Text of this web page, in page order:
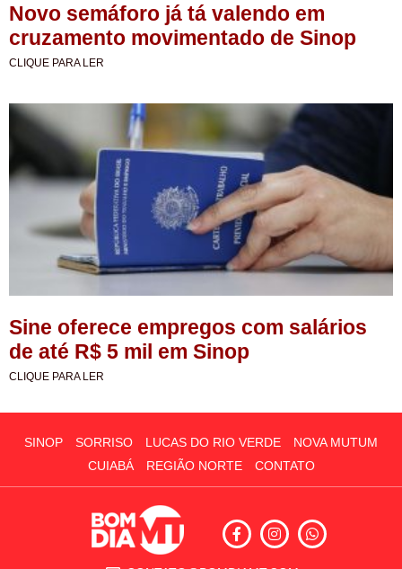
Novo semáforo já tá valendo em
cruzamento movimentado de Sinop
CLIQUE PARA LER
Sine oferece empregos com salários
de até R$ 5 mil em Sinop
CLIQUE PARA LER
SINOP SORRISO LUCAS DO RIO VERDE
NOVA MUTUM
CUIABÁ
REGIÃO NORTE CONTATO